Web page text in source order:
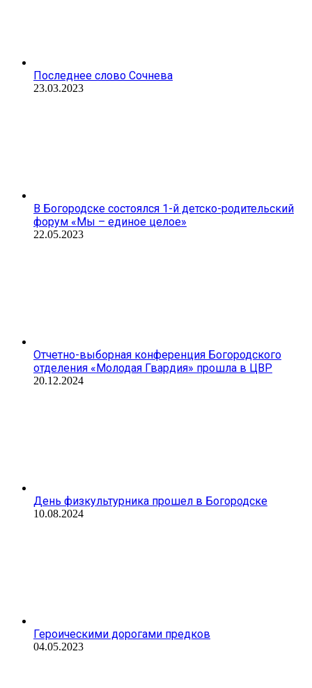
Последнее слово Сочнева
23.03.2023
В Богородске состоялся 1-й детско-родительский
форум «Мы – единое целое»
22.05.2023
Отчетно-выборная конференция Богородского
отделения «Молодая Гвардия» прошла в ЦВР
20.12.2024
День физкультурника прошел в Богородске
10.08.2024
Героическими дорогами предков
04.05.2023